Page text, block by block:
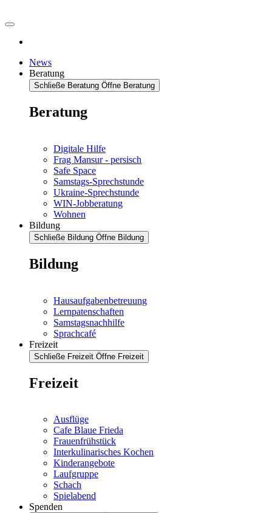
News
Beratung
Schließe Beratung Öffne Beratung
Beratung
Digitale Hilfe
Frag Mansur - persisch
Safe Space
Samstags-Sprechstunde
Ukraine-Sprechstunde
WIN-Jobberatung
Wohnen
Bildung
Schließe Bildung Öffne Bildung
Bildung
Hausaufgabenbetreuung
Lernpatenschaften
Samstagsnachhilfe
Sprachcafé
Freizeit
Schließe Freizeit Öffne Freizeit
Freizeit
Ausflüge
Cafe Blaue Frieda
Frauenfrühstück
Interkulinarisches Kochen
Kinderangebote
Laufgruppe
Schach
Spielabend
Spenden